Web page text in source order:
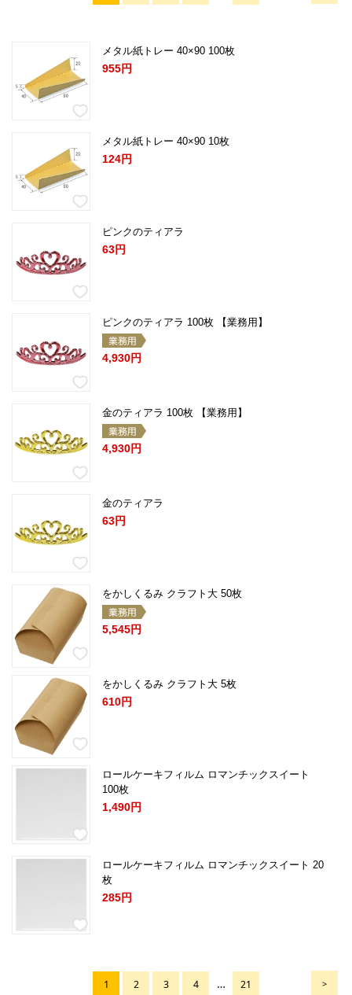
メタル紙トレー 40×90 100枚
955円
メタル紙トレー 40×90 10枚
124円
ピンクのティアラ
63円
ピンクのティアラ 100枚 【業務用】
4,930円
金のティアラ 100枚 【業務用】
4,930円
金のティアラ
63円
をかしくるみ クラフト大 50枚
5,545円
をかしくるみ クラフト大 5枚
610円
ロールケーキフィルム ロマンチックスイート
100枚
1,490円
ロールケーキフィルム ロマンチックスイート 20
枚
285円
>
1 2 3 4 … 21